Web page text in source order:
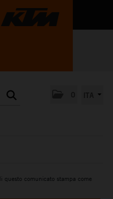
questo comunicato stampa come